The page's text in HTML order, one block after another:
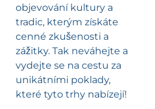
objevování kultury a
tradic, kterým získáte
cenné zkušenosti a
zážitky. Tak neváhejte a
vydejte se na cestu za
unikátními poklady,
které tyto trhy nabízejí!